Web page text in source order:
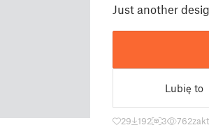
Just another
Lubię to
29 192 3 762